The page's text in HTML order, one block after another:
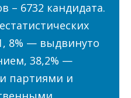
– 6732 кандидата.
8% — выдвинуто
38,2% —
партиями и